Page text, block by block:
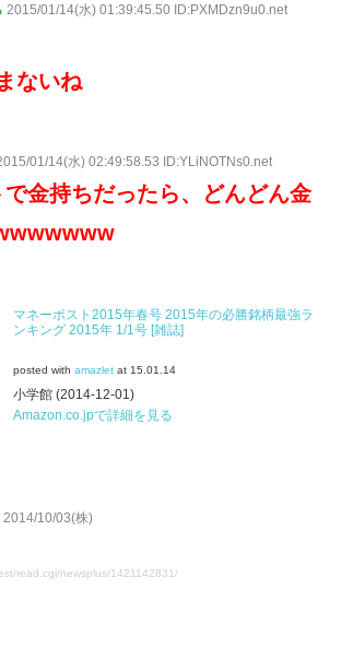
2015/01/14(水) 01:39:45.50 ID:PXMDzn9u0.net
ないね
01/14(水) 02:49:58.53 ID:YLiNOTNs0.net
金持ちだったら、どんどん金
マネーポスト2015年春号 2015年の必勝銘柄最強ラ
ンキング 2015年 1/1号 [雑誌]
posted with amazlet at 15.01.14
小学館 (2014-12-01)
Amazon.co.jpで詳細を見る
2014/10/03(株)
read.cgi/newsplus/1421142831/